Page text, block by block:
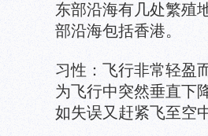
东部沿海有几处繁殖
部沿海包括香港。
习性：飞行非常轻盈
为飞行中突然垂直下
如失误又赶紧飞至空